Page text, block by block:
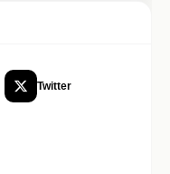
Twitter